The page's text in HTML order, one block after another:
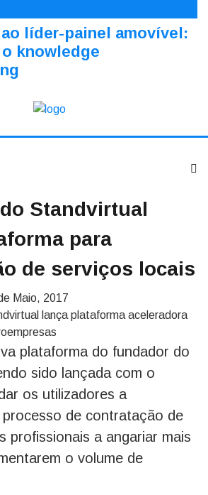
líder-painel amovível:
knowledge
Standvirtual
para
de serviços locais
Maio, 2017
plataforma do fundador do
sido lançada com o
os utilizadores a
processo de contratação de
profissionais a angariar mais
o volume de